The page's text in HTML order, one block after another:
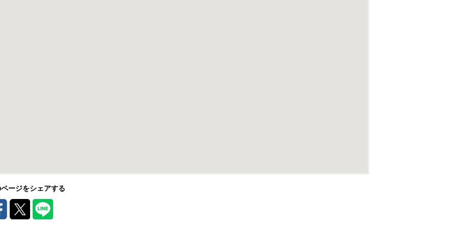
ージをシェアする